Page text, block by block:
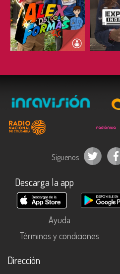
ESCUCHAR
Síguenos
Descarga la app
Ayuda
Términos y condiciones
Dirección